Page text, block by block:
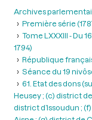
Archives
Première série
Tome LXXXIII - Du
1794)
République
Séance du 19
61. Etat des dons
Heusey ; (c) district
district d’Issoudun ;